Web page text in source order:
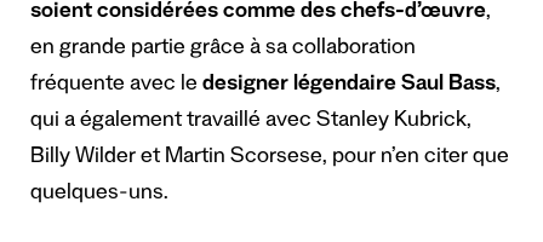
soient considérées comme des chefs-d’œuvre,
en grande partie grâce à sa collaboration
fréquente avec le designer légendaire Saul Bass,
qui a également travaillé avec Stanley Kubrick,
Billy Wilder et Martin Scorsese, pour n’en citer que
quelques-uns.